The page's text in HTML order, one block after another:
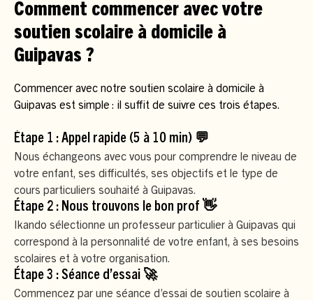
Comment commencer avec votre
soutien scolaire à domicile à
Guipavas ?
Commencer avec notre soutien scolaire à domicile à
Guipavas est simple : il suffit de suivre ces trois étapes.
Étape 1 : Appel rapide (5 à 10 min) 💬
Nous échangeons avec vous pour comprendre le niveau de
votre enfant, ses difficultés, ses objectifs et le type de
cours particuliers souhaité à Guipavas.
Étape 2 : Nous trouvons le bon prof 👋
Ikando sélectionne un professeur particulier à Guipavas qui
correspond à la personnalité de votre enfant, à ses besoins
scolaires et à votre organisation.
Étape 3 : Séance d’essai 🚀
Commencez par une séance d’essai de soutien scolaire à